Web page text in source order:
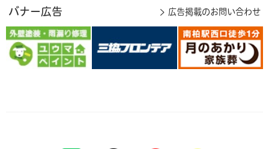
バナー広告 広告掲載のお問い合わせ